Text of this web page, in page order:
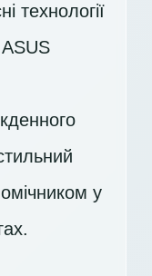
технології
у